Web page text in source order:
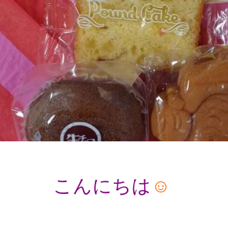
こんにちは ☺